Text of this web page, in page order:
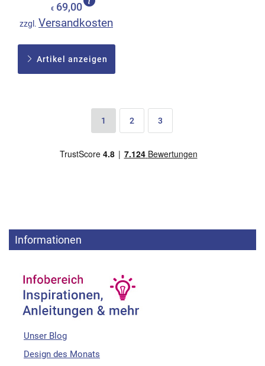
€ 69,00
zzgl. Versandkosten
Artikel anzeigen
1 2 3
Informationen
Unser Blog
Design des Monats